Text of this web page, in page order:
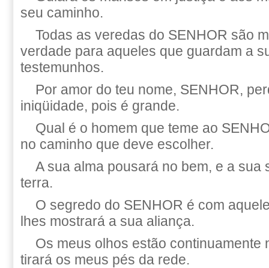
seu caminho.
Todas as veredas do SENHOR são
verdade para aqueles que guardam a
testemunhos.
Por amor do teu nome, SENHOR,
iniqüidade, pois é grande.
Qual é o homem que teme ao
no caminho que deve escolher.
A sua alma pousará no bem, e a sua
terra.
O segredo do SENHOR é com
lhes mostrará a sua aliança.
Os meus olhos estão continuamente
tirará os meus pés da rede.